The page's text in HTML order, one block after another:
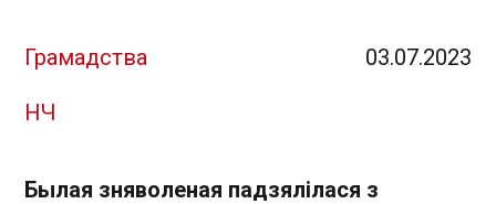
Грамадства 03.07.2023
НЧ
Былая зняволеная падзялілася з